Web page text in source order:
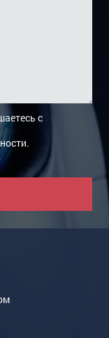
Левого
Правого
с
.